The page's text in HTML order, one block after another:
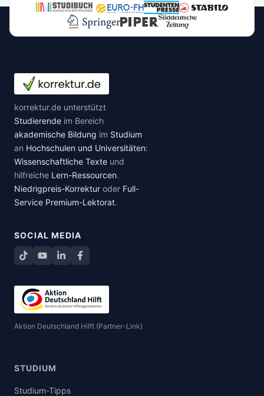
korrektur.de unterstützt
Studierende im Bereich
akademische Bildung im Studium
an Hochschulen und Universitäten:
Wissenschaftliche Texte und
hilfreiche Lern-Ressourcen.
Niedrigpreis-Korrektur oder Full-
Service Premium-Lektorat.
SOCIAL MEDIA
TikTokYouTube
LinkedInFacebook teilen
Aktion Deutschland Hilft (Partner-Link)
STUDIUM
Studium-Tipps